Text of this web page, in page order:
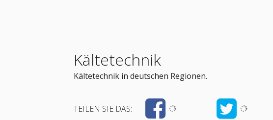
Kältetechnik
Kältetechnik in deutschen Regionen.
TEILEN SIE DAS: